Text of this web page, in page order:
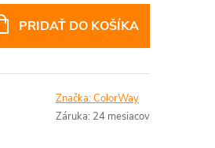
PRIDAŤ DO KOŠÍKA
Značka:ColorWay
Záruka: 24 mesiacov